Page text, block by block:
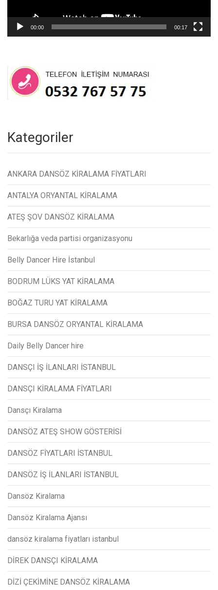
00:00 00:17
Kategoriler
ANKARA DANSÖZ KİRALAMA FİYATLARI
ANTALYA ORYANTAL KİRALAMA
ATEŞ ŞOV DANSÖZ KİRALAMA
Bekarlığa veda partisi organizasyonu
Belly Dancer Hire İstanbul
BODRUM LÜKS YAT KİRALAMA
BOĞAZ TURU YAT KİRALAMA
BURSA DANSÖZ ORYANTAL KİRALAMA
Daily Belly Dancer hire
DANSÇI İŞ İLANLARI İSTANBUL
DANSÇI KİRALAMA FİYATLARI
Dansçı Kiralama
DANSÖZ ATEŞ SHOW GÖSTERİSİ
DANSÖZ FİYATLARI İSTANBUL
DANSÖZ İŞ İLANLARI İSTANBUL
Dansöz Kiralama
Dansöz Kiralama Ajansı
dansöz kiralama fiyatları istanbul
DİREK DANSÇI KİRALAMA
DİZİ ÇEKİMİNE DANSÖZ KİRALAMA